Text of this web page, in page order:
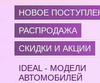
НОВОЕ
РАСПРОДАЖА
СКИДКИ И АКЦИИ
IDEAL - МОДЕЛИ
АВТОМОБИЛЕЙ